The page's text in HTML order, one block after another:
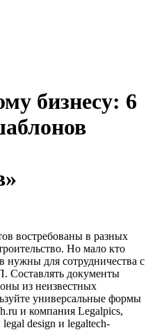
бизнесу: 6
востребованы в разных
Но мало кто
нужны для сотрудничества с
Составлять документы
из неизвестных
универсальные формы
и компания Legalpics,
design и legaltech-